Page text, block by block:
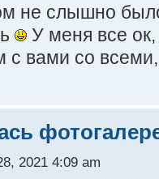
не слышно
У меня все
вами со
2021 4:09 am